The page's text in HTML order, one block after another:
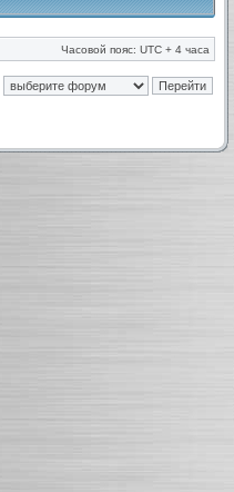
Часовой пояс: UTC + 4 часа